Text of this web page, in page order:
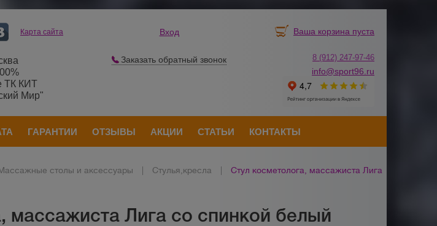
Карта сайта
ТК КИТ
Мир"
Вход
Заказать обратный звонок
Ваша корзина пуста
8 (912) 247-97-46
info@sport96.ru
ГАРАНТИИ ОТЗЫВЫ АКЦИИ СТАТЬИ КОНТАКТЫ
столы и аксессуары Стулья,кресла
Стул косметолога, массажиста Лига
массажиста Лига со спинкой белый